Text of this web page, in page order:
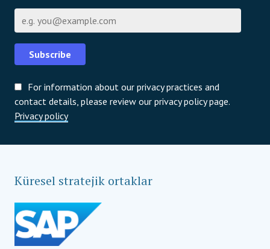
Subscribe
For information about our privacy practices and
contact details, please review our privacy policy page.
Privacy policy
Küresel stratejik ortaklar